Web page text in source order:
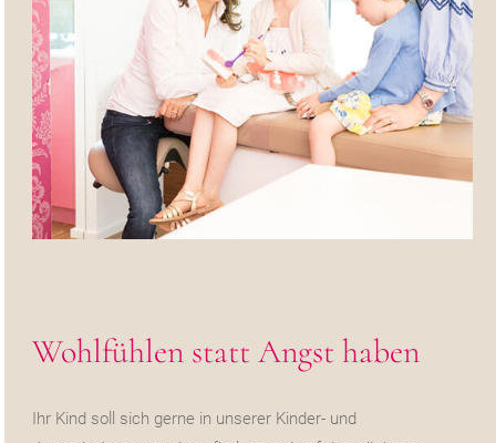
Wohlfühlen statt Angst haben
Ihr Kind soll sich gerne in unserer Kinder- und